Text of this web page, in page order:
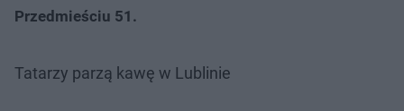
Przedmieściu 51.
Tatarzy parzą kawę w Lublinie